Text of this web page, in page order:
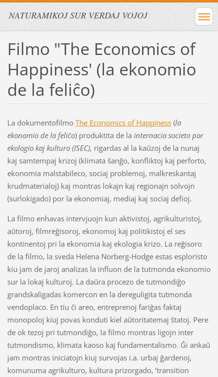
NATURAMIKOJ SUR VERDAJ VOJOJ
Filmo "The Economics of
Happiness' (la ekonomio
de la feliĉo)
La dokumentofilmo The Economics of Happiness (la
ekonomio de la feliĉo) produktita de la internacia societo por
ekologio kaj kulturo (ISEC), rigardas al la kaŭzoj de la nunaj
kaj samtempaj krizoj (klimata ŝanĝo, konfliktoj kaj perforto,
ekonomia malstabileco, sociaj problemoj, malkreskantaj
krudmaterialoj) kaj montras lokajn kaj regionajn solvojn
(surlokigado) por la ekonomiaj, mediaj kaj sociaj defioj.
La filmo enhavas intervjuojn kun aktivistoj, agrikulturistoj,
aŭtoroj, filmreĝisoroj, ekonomoj kaj politikistoj el ses
kontinentoj pri la ekonomia kaj ekologia krizo. La reĝisoro
de la filmo, la sveda Helena Norberg-Hodge estas esploristo
kiu jam de jaroj analizas la influon de la tutmonda ekonomio
sur la lokaj kulturoj. La daŭra procezo de tutmondiĝo
grandskaligadas komercon en la dereguligita tutmonda
vendoplaco. En tiu ĉi areo, entreprenoj fariĝas faktaj
monopoloj kiuj povas konduti kiel aŭtoritatemaj ŝtatoj. Pere
de ok tezoj pri tutmondiĝo, la filmo montras ligojn inter
tutmondismo, klimata kaoso kaj fundamentalismo. Ĝi ankaŭ
jam montras iniciatojn kiuj survojas i.a. urbaj ĝardenoj,
komunuma agrikulturo, kultura prizorgado, ‘transition